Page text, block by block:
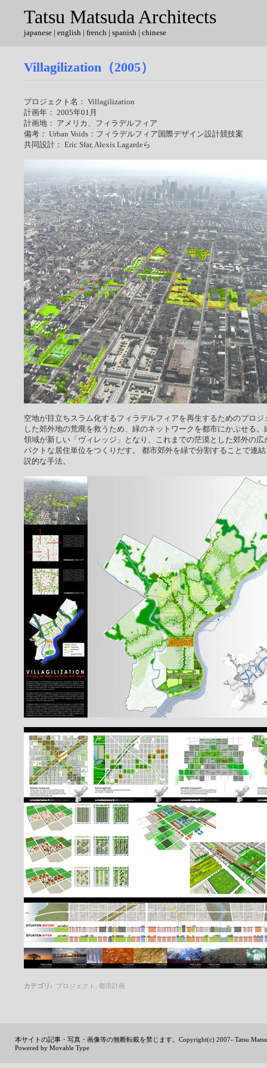
Tatsu Matsuda Architects
japanese | english | french | spanish | chinese
Villagilization（2005）
プロジェクト名： Villagilization
計画年： 2005年01月
計画地： アメリカ、フィラデルフィア
備考： Urban Voids：フィラデルフィア国際デザイン設計競技案
共同設計： Eric Sfar, Alexis Lagardeら
空地が目立ちスラム化するフィラデルフィアを再生するためのプロ
した郊外地の荒廃を救うため、緑のネットワークを都市にかぶせる
領域が新しい「ヴィレッジ」となり、これまでの茫漠とした郊外の
パクトな居住単位をつくりだす。 都市郊外を緑で分割することで連
説的な手法。
カテゴリ : プロジェクト 都市計画
本サイトの記事・写真・画像等の無断転載を禁じます。Copyright(c) 2007- Tatsu
Powered by Movable Type